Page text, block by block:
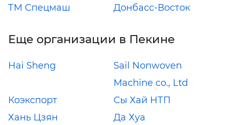
ТМ Спецмаш
Донбасс-Восток
Еще организации в Пекине
Hai Sheng
Sail Nonwoven
Machine co., Ltd
Коэкспорт
Сы Хай НТП
Хань Цзян
Да Хуа